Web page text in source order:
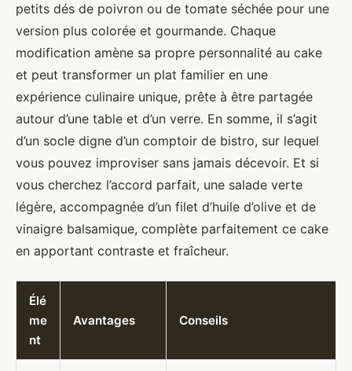
petits dés de poivron ou de tomate séchée pour une
version plus colorée et gourmande. Chaque
modification amène sa propre personnalité au cake
et peut transformer un plat familier en une
expérience culinaire unique, prête à être partagée
autour d’une table et d’un verre. En somme, il s’agit
d’un socle digne d’un comptoir de bistro, sur lequel
vous pouvez improviser sans jamais décevoir. Et si
vous cherchez l’accord parfait, une salade verte
légère, accompagnée d’un filet d’huile d’olive et de
vinaigre balsamique, complète parfaitement ce cake
en apportant contraste et fraîcheur.
Élé
me
nt
Avantages Conseils